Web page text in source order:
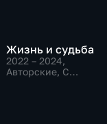
Жизнь и судьба
2022 – 2024,
Авторские, С